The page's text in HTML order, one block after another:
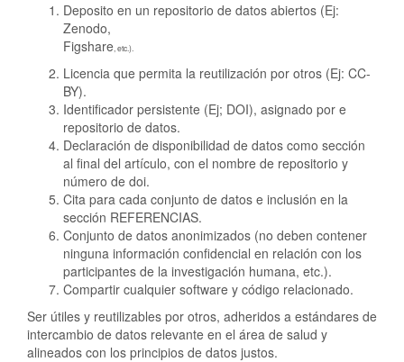
Deposito en un repositorio de datos abiertos (Ej:
Zenodo,
Figshare , etc.).
Licencia que permita la reutilización por otros (Ej: CC-
BY).
Identificador persistente (Ej; DOI), asignado por e
repositorio de datos.
Declaración de disponibilidad de datos como sección
al final del artículo, con el nombre de repositorio y
número de doi.
Cita para cada conjunto de datos e inclusión en la
sección REFERENCIAS.
Conjunto de datos anonimizados (no deben contener
ninguna información confidencial en relación con los
participantes de la investigación humana, etc.).
Compartir cualquier software y código relacionado.
Ser útiles y reutilizables por otros, adheridos a estándares de
intercambio de datos relevante en el área de salud y
alineados con los principios de datos justos.